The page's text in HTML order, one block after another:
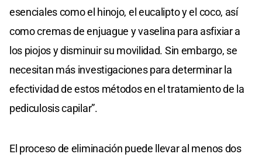
esenciales como el hinojo, el eucalipto y el coco, así
como cremas de enjuague y vaselina para asfixiar a
los piojos y disminuir su movilidad. Sin embargo, se
necesitan más investigaciones para determinar la
efectividad de estos métodos en el tratamiento de la
pediculosis capilar”.
El proceso de eliminación puede llevar al menos dos